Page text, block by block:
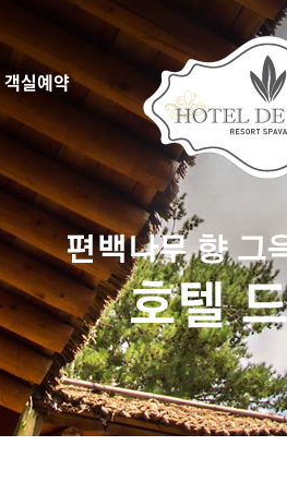
객실예약
실시간예약
예약확인